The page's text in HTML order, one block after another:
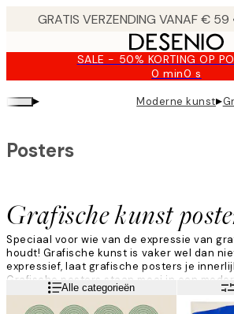
SALE - 50% KORTING OP
0 min0 s
Geldig
tot:
2026-
▸ Moderne kunst▸
Grafische kunst
Posters
Speciaal voor wie van de expressie van
houdt! Grafische kunst is vaker wel dan
expressief, laat grafische posters je
Grafische posters staan mooi in een
kunnen heel goed gecombineerd worden
of fotokunst. Laat je fantasie de vrije loop.
Lees meerAlle categorieën